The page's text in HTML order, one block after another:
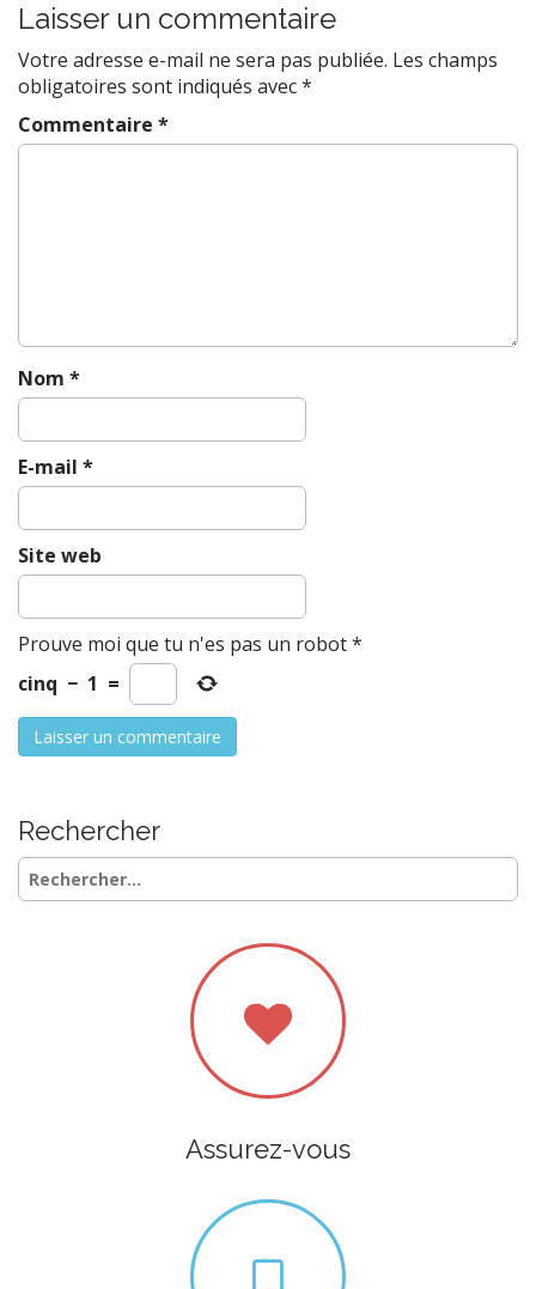
t
n
a
v
i
Laisser un commentaire
Votre adresse e-mail ne sera pas publiée. Les champs
obligatoires sont indiqués avec*
Commentaire *
Nom *
E-mail *
Site web
Prouve moi que tu n'es pas un robot*
cinq − 1 =
Rechercher
Rechercher :
Assurez-vous